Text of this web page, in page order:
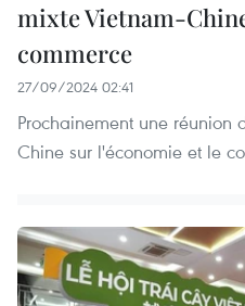
mixte Vietnam-
commerce
27/09/2024 02:41
Prochainement une réunion
Chine sur l'économie et le